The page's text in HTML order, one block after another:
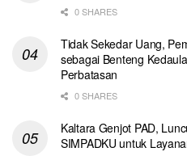
0 SHARES
Tidak Sekedar Uang,
sebagai Benteng
Perbatasan
0 SHARES
Kaltara Genjot PAD,
SIMPADKU untuk